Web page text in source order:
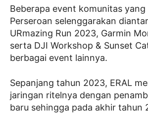
Beberapa event komunitas yang
Perseroan selenggarakan
URmazing Run 2023, Garmin
serta DJI Workshop & Sunset
berbagai event lainnya.
Sepanjang tahun 2023, ERAL
jaringan ritelnya dengan
baru sehingga pada akhir tahun